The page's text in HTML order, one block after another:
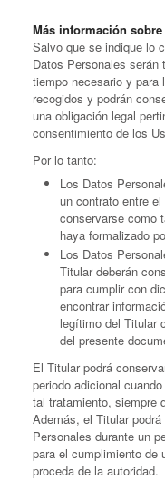
Más información
Salvo que se indique lo
Datos Personales serán
tiempo necesario y para
recogidos y podrán
una obligación legal
consentimiento de los
Por lo tanto:
Los Datos
un contrato entre
conservarse como
haya formalizado
Los Datos
Titular deberán
para cumplir con
encontrar
legítimo del Titular
del presente
El Titular podrá
periodo adicional
tal tratamiento, siempre
Además, el Titular
Personales durante un
para el cumplimiento de
proceda de la autoridad.